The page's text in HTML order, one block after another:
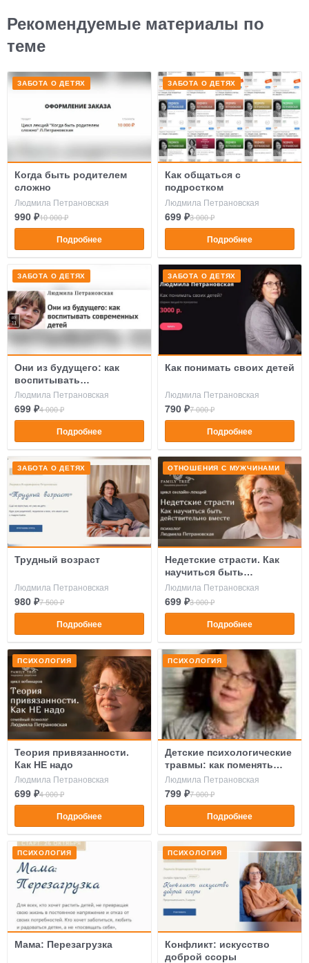
Рекомендуемые материалы по
теме
ЗАБОТА О ДЕТЯХ
Когда быть родителем
сложно
Людмила Петрановская
990 ₽10 000 ₽
Подробнее
ЗАБОТА О ДЕТЯХ
Как общаться с
подростком
Людмила Петрановская
699 ₽3 000 ₽
Подробнее
ЗАБОТА О ДЕТЯХ
Они из будущего: как
воспитывать
современных детей
Людмила Петрановская
699 ₽4 000 ₽
Подробнее
ЗАБОТА О ДЕТЯХ
Как понимать своих детей
Людмила Петрановская
790 ₽7 000 ₽
Подробнее
ЗАБОТА О ДЕТЯХ
Трудный возраст
Людмила Петрановская
980 ₽7 500 ₽
Подробнее
ОТНОШЕНИЯ С МУЖЧИНАМИ
Недетские страсти. Как
научиться быть
действительно вместе
Людмила Петрановская
699 ₽3 000 ₽
Подробнее
ПСИХОЛОГИЯ
Теория привязанности.
Как НЕ надо
Людмила Петрановская
699 ₽4 000 ₽
Подробнее
ПСИХОЛОГИЯ
Детские психологические
травмы: как поменять
сценарий жизни
Людмила Петрановская
799 ₽7 000 ₽
Подробнее
ПСИХОЛОГИЯ
Мама: Перезагрузка
ПСИХОЛОГИЯ
Конфликт: искусство
доброй ссоры